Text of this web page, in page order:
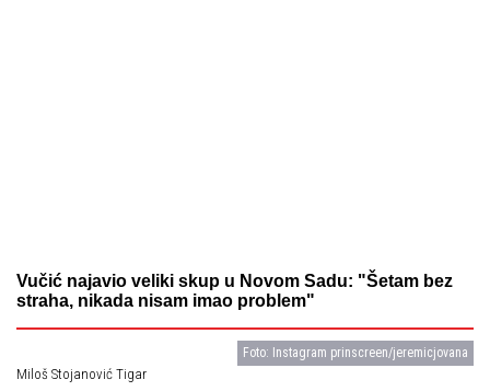
Foto: Instagram prinscreen/jeremicjovana
Vučić najavio veliki skup u Novom Sadu: "Šetam bez
straha, nikada nisam imao problem"
Miloš Stojanović Tigar